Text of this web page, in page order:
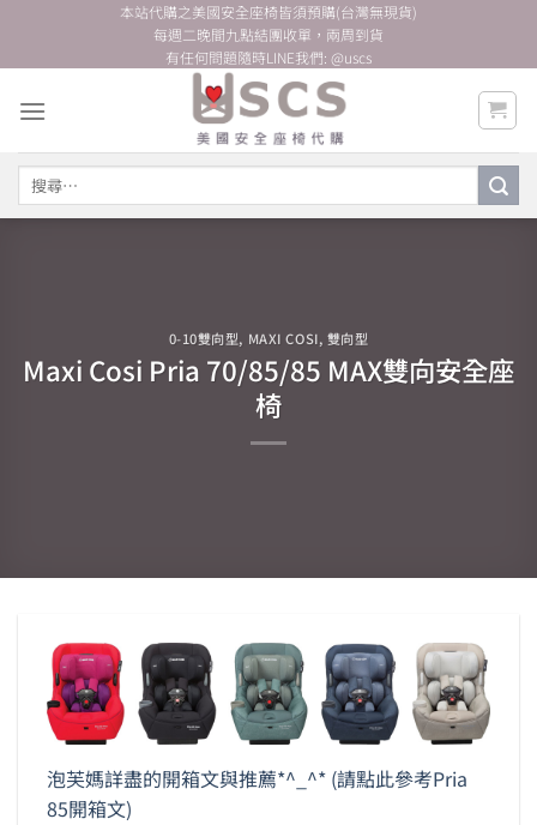
content
本站代購之美國安全座椅皆須預購(台灣無現貨)
每週二晚間九點結團收單，兩周到貨
有任何問題隨時LINE我們: @uscs
關
0-10雙向型, MAXI COSI, 雙向型
Maxi Cosi Pria 70/85/85 MAX雙向安全座
椅
泡芙媽詳盡的開箱文與推薦*^_^* (請點此參考Pria
85開箱文)